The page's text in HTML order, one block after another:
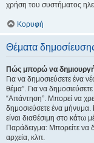
χρήση του συστήματος
Κορυφή
Θέματα
Πώς μπορώ να
Για να δημοσιεύσετε ένα
θέμα”. Για να
“Απάντηση”. Μπορεί να
δημοσιεύσετε ένα μήνυμα.
είναι διαθέσιμη στο κάτω
Παράδειγμα: Μπορείτε να
αρχεία, κλπ.